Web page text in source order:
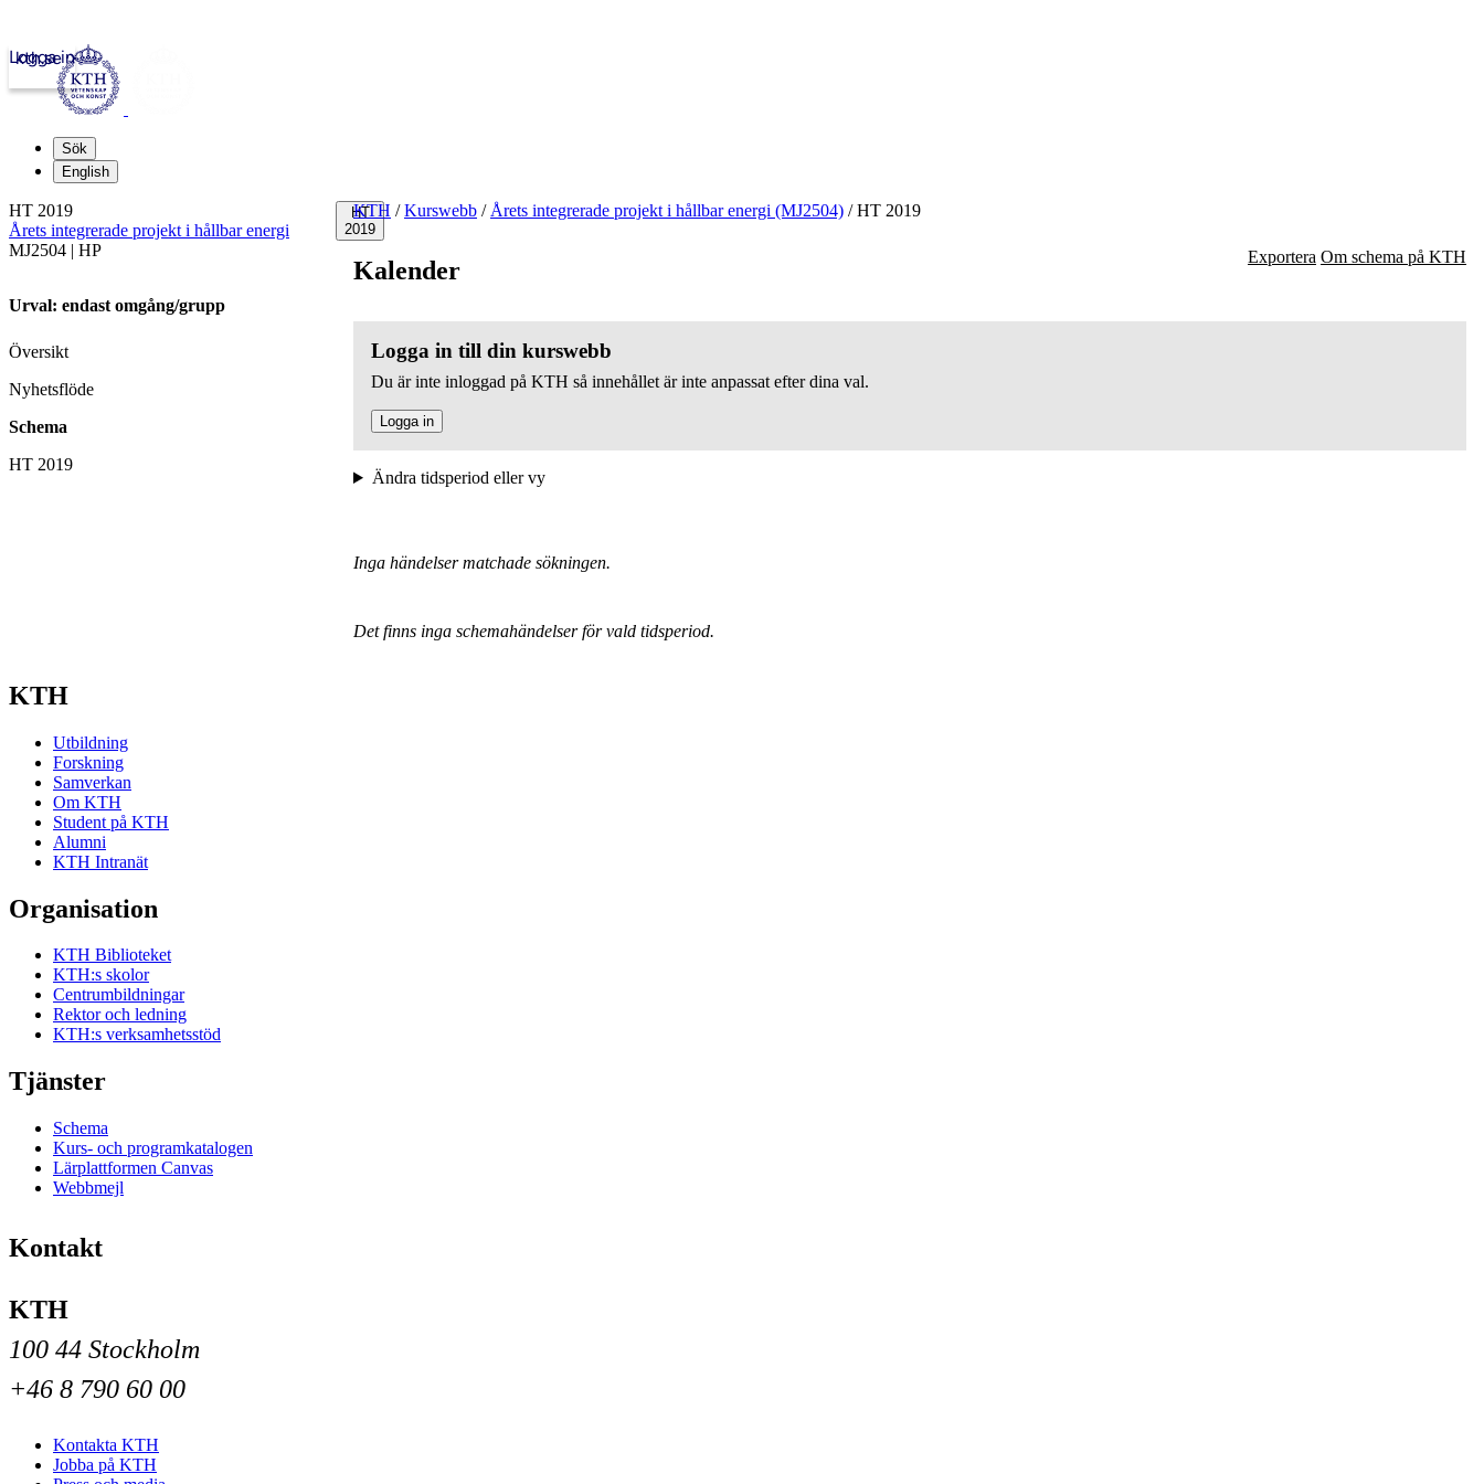
kth.se
Logga in
Sök
English
HT
2019
KTH / Kurswebb / Årets integrerade projekt i hållbar energi (MJ2504) /HT 2019
Kalender Exportera Om schema på KTH
Logga in till din kurswebb
Du är inte inloggad på KTH så innehållet är inte anpassat efter dina val.
Logga in
Ändra tidsperiod eller vy
Inga händelser matchade sökningen.
Det finns inga schemahändelser för vald tidsperiod.
HT 2019
Årets integrerade projekt i hållbar energi
MJ2504 | HP
Urval: endast omgång/grupp
Översikt
Nyhetsflöde
Schema
HT 2019
KTH
Utbildning
Forskning
Samverkan
Om KTH
Student på KTH
Alumni
KTH Intranät
Organisation
KTH Biblioteket
KTH:s skolor
Centrumbildningar
Rektor och ledning
KTH:s verksamhetsstöd
Tjänster
Schema
Kurs- och programkatalogen
Lärplattformen Canvas
Webbmejl
Kontakt
KTH
100 44 Stockholm
+46 8 790 60 00
Kontakta KTH
Jobba på KTH